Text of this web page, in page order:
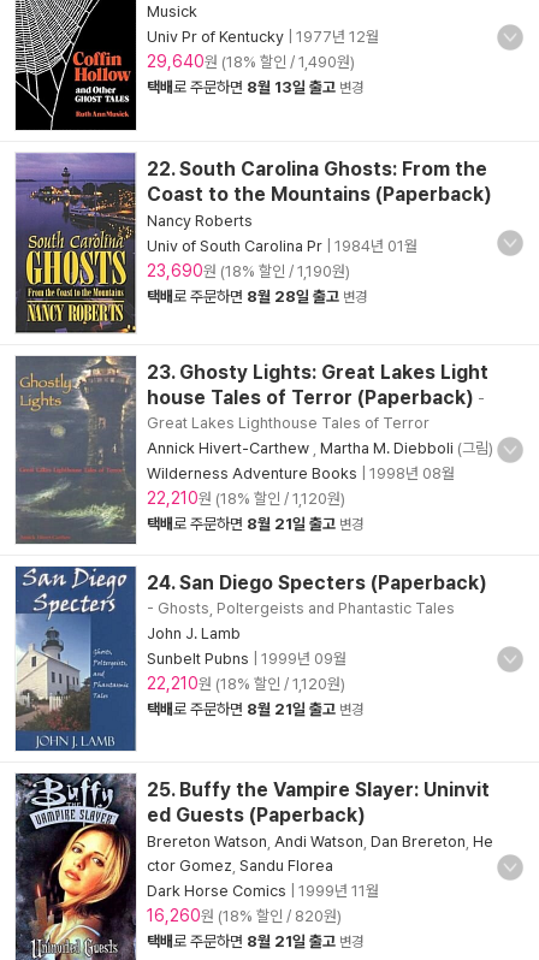
Musick
Univ Pr of Kentucky
1977년 12월
29,640원 (18% 할인 / 1,490원)
택배로 주문하면 8월 13일 출고 변경
22. South Carolina Ghosts: From the
Coast to the Mountains (Paperback)
Nancy Roberts
Univ of South Carolina Pr
1984년 01월
23,690원 (18% 할인 / 1,190원)
택배로 주문하면 8월 28일 출고 변경
23. Ghosty Lights: Great Lakes Light
house Tales of Terror (Paperback) -
Great Lakes Lighthouse Tales of Terror
Annick Hivert-Carthew Martha M. Diebboli (그림)
Wilderness Adventure Books
1998년 08월
22,210원 (18% 할인 / 1,120원)
택배로 주문하면 8월 21일 출고 변경
24. San Diego Specters (Paperback)
- Ghosts, Poltergeists and Phantastic Tales
John J. Lamb
Sunbelt Pubns
1999년 09월
22,210원 (18% 할인 / 1,120원)
택배로 주문하면 8월 21일 출고 변경
25. Buffy the Vampire Slayer: Uninvit
ed Guests (Paperback)
Brereton Watson Andi Watson Dan Brereton He
ctor Gomez Sandu Florea
Dark Horse Comics
1999년 11월
16,260원 (18% 할인 / 820원)
택배로 주문하면 8월 21일 출고 변경